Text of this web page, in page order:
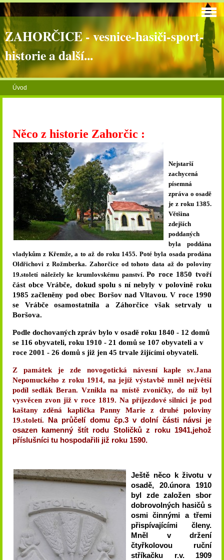
ZAHORČICE - vesnice-hasiči-sport-
historie a další...
Úvod
Něco z historie Zahorčic :
Nejstarší
zachycená
písemná
zpráva o osadě
je z roku 1385.
Většina
zdejších
poddaných
byla poddána
vladykům z Křemže, a to až do roku 1455. Poté byla osada prodána
Oldřichovi z Rožmberka. Zahorčice od tohoto data až do poloviny
19.století náležely ke krumlovskému panství.Po roce 1850 tvoří
část obce Vrábče, dokud spolu s ní nebyly v polovině roku
1985 začleněny pod obec Boršov nad Vltavou. V roce 1990
se Vrábče osamostatnila a Záhorčice však setrvaly u
Boršova.
Podle dochovaných zpráv bylo v osadě roku 1840 - 12 domů
se 116 obyvateli, roku 1910 - 21 domů se 107 obyvateli a v
roce 2001 - 26 domů s již jen 45 trvale žijícími obyvateli.
Z památek je zde novogotická návesní kaple sv.Jana
Nepomuckého z roku 1914, na jejíž výstavbě mněl největší
podíl sedlák Beran. Vznikla na místě zvoničky, do níž byl
vysvěcen zvon již v roce 1819. Na příjezdové silnici je pod
kaštany zděná kaplička Panny Marie z druhé poloviny
19.století. Na průčelí domu čp.3 v dolní části návsi je
osazen kamenný štít rodu Stoličků z roku 1941,jehož
příslušníci tu hospodařili již roku 1590.
Ještě něco k životu v
osadě, 20.února 1910
byl zde založen sbor
dobrovolných hasičů s
osmi činnými a třemi
přispívajícími členy.
Mněl v držení
čtyřkolovou ruční
stříkačku r.v. 1909